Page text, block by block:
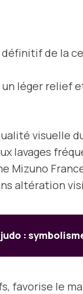
de la
léger relief
visuelle
lavages
Mizuno
altération
:
favorise le